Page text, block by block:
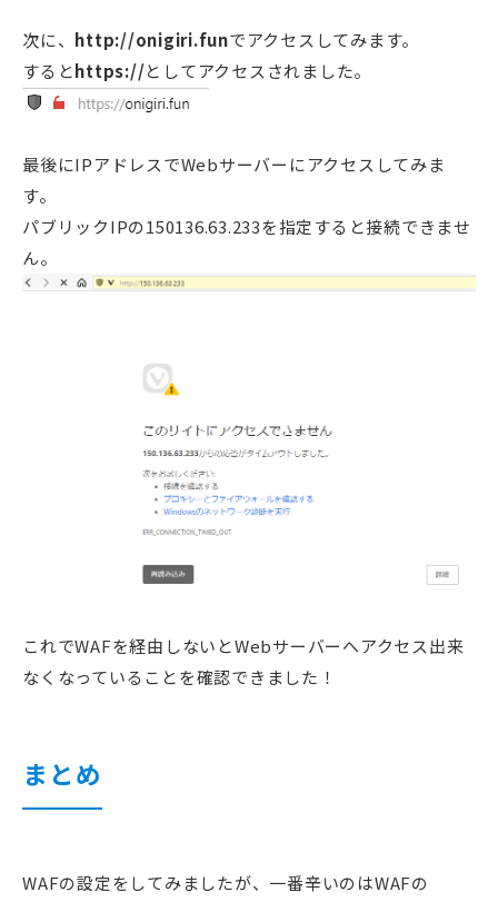
次に、 http://onigiri.funでアクセスしてみます。
するとhttps://としてアクセスされました。
最後にIPアドレスでWebサーバーにアクセスしてみま
す。
パブリックIPの150136.63.233を指定すると接続できませ
ん。
これでWAFを経由しないとWebサーバーへアクセス出来
なくなっていることを確認できました！
まとめ
WAFの設定をしてみましたが、一番辛いのはWAFの